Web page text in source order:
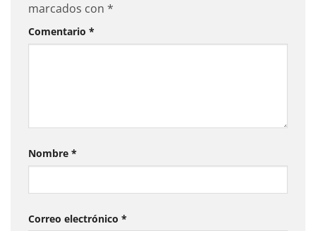
marcados con *
Comentario *
Nombre *
Correo electrónico *